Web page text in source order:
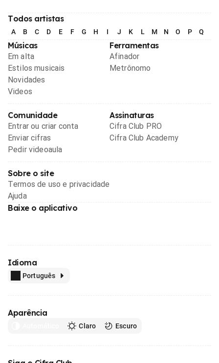
Todos artistas
A B C D E F G H I J K L M N O P Q
Músicas
Em alta
Estilos musicais
Novidades
Videos
Ferramentas
Afinador
Metrônomo
Comunidade
Entrar ou criar conta
Enviar cifras
Pedir videoaula
Assinaturas
Cifra Club PRO
Cifra Club Academy
Sobre o site
Termos de uso e privacidade
Ajuda
Baixe o aplicativo
Idioma
Português
Aparência
Claro Escuro